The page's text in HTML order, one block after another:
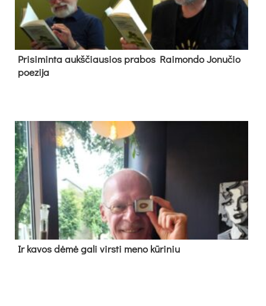
Pri­si­min­ta aukš­čiau­sios pra­bos Rai­mon­do Jo­nu­čio
poe­zi­ja
Ir ka­vos dė­mė ga­li virs­ti me­no kū­ri­niu